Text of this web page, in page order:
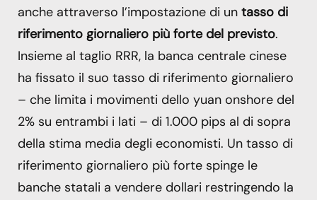
anche attraverso l’impostazione di un tasso di
riferimento giornaliero più forte del previsto.
Insieme al taglio RRR, la banca centrale cinese
ha fissato il suo tasso di riferimento giornaliero
– che limita i movimenti dello yuan onshore del
2% su entrambi i lati – di 1.000 pips al di sopra
della stima media degli economisti. Un tasso di
riferimento giornaliero più forte spinge le
banche statali a vendere dollari restringendo la